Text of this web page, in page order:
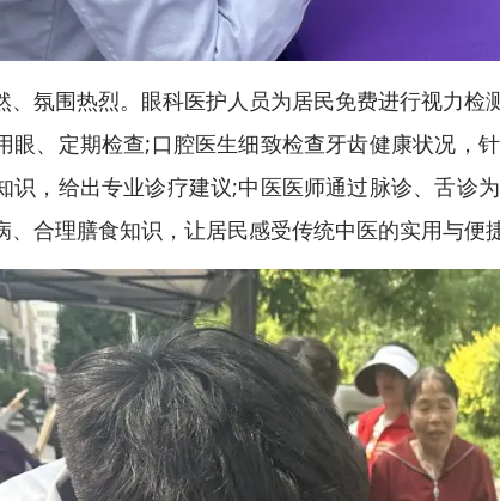
围热烈。眼科医护人员为居民免费进行视力检
眼、定期检查;口腔医生细致检查牙齿健康状况，
识，给出专业诊疗建议;中医医师通过脉诊、舌诊
合理膳食知识，让居民感受传统中医的实用与便捷